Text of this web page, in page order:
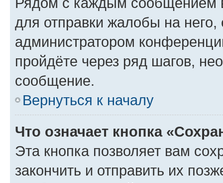
для отправки жалобы на
администратором
пройдёте через ряд шагов,
сообщение.
Вернуться к началу
Что означает кнопка
Эта кнопка позволяет вам
закончить и отправить их